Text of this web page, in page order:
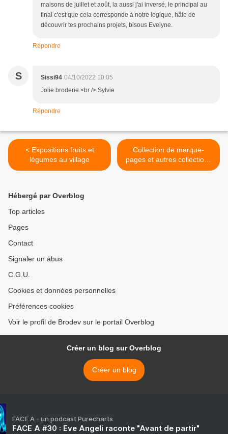
maisons de juillet et août, la aussi j'ai inversé, le principal au
final c'est que cela corresponde à notre logique, hâte de
découvrir tes prochains projets, bisous Evelyne.
Répondre
S Sissi94 04/10/2022 10:05
Jolie broderie.<br /> Sylvie
Répondre
< Expositions fruits et
légumes au village
Collection de marque-
pages et autres collections
>
Hébergé par Overblog
Top articles
Pages
Contact
Signaler un abus
C.G.U.
Cookies et données personnelles
Préférences cookies
Voir le profil de Brodev sur le portail Overblog
Créer un blog sur Overblog
Créer un blog
FACE A - un podcast Purecharts
FACE A #30 : Eve Angeli raconte "Avant de partir"